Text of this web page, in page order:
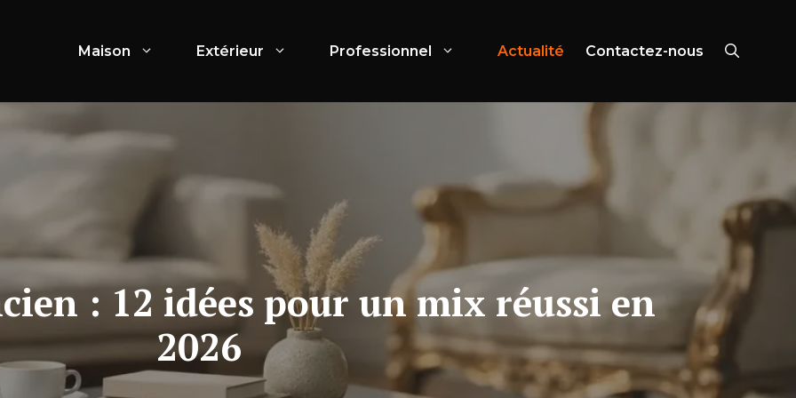
Maison Extérieur Professionnel Actualité Contactez-nous
: 12 idées pour un mix réussi en
2026